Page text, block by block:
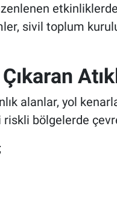
sivil toplum
alanlar, yol
bölgelerde